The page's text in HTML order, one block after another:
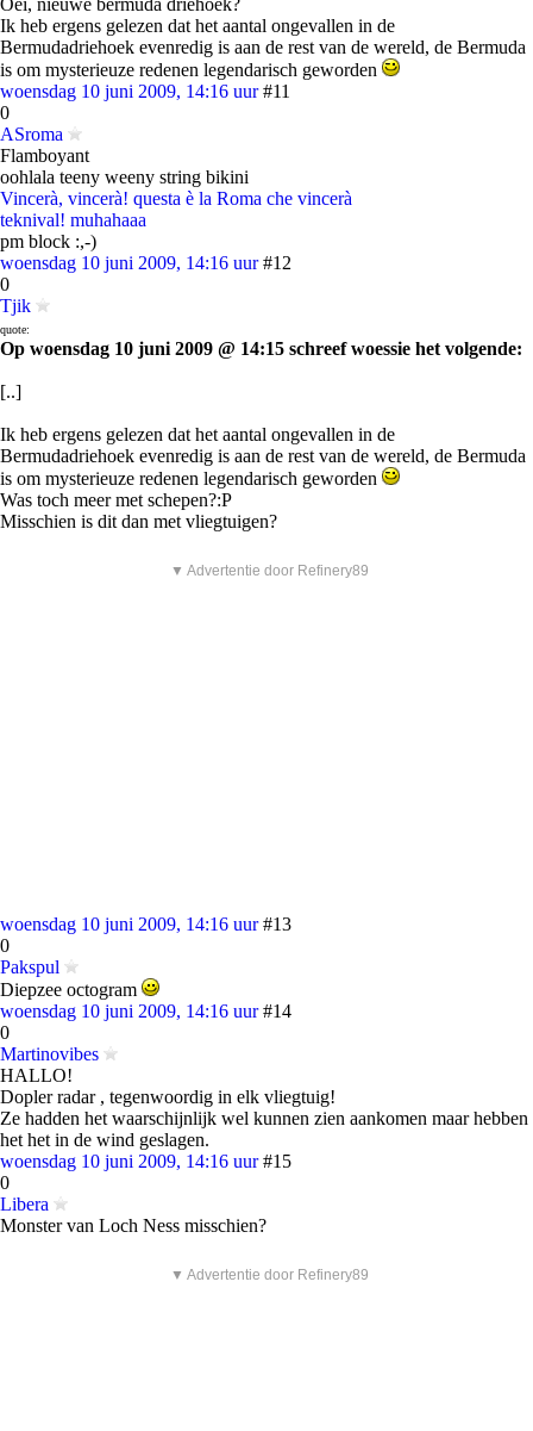
Oei, nieuwe bermuda driehoek?
Ik heb ergens gelezen dat het aantal ongevallen in de
Bermudadriehoek evenredig is aan de rest van de wereld, de Bermuda
is om mysterieuze redenen legendarisch geworden
woensdag 10 juni 2009, 14:16 uur #11
0
ASroma
Flamboyant
oohlala teeny weeny string bikini
Vincerà, vincerà! questa è la Roma che vincerà
teknival! muhahaaa
pm block :,-)
woensdag 10 juni 2009, 14:16 uur #12
0
Tjik
quote:
Op woensdag 10 juni 2009 @ 14:15 schreef woessie het volgende:
[..]
Ik heb ergens gelezen dat het aantal ongevallen in de
Bermudadriehoek evenredig is aan de rest van de wereld, de Bermuda
is om mysterieuze redenen legendarisch geworden
Was toch meer met schepen?:P
Misschien is dit dan met vliegtuigen?
▼ Advertentie door Refinery89
woensdag 10 juni 2009, 14:16 uur #13
0
Pakspul
Diepzee octogram
woensdag 10 juni 2009, 14:16 uur #14
0
Martinovibes
HALLO!
Dopler radar , tegenwoordig in elk vliegtuig!
Ze hadden het waarschijnlijk wel kunnen zien aankomen maar hebben
het het in de wind geslagen.
woensdag 10 juni 2009, 14:16 uur #15
0
Libera
Monster van Loch Ness misschien?
▼ Advertentie door Refinery89